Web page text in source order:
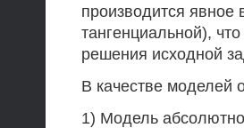
производится
тангенциальной),
решения исходной
В качестве моделей
1) Модель